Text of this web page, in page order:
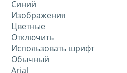
Синий
Изображения
Цветные
Отключить
Использовать шрифт
Обычный
Arial